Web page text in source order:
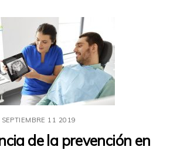
SEPTIEMBRE 11 2019
de la prevención en